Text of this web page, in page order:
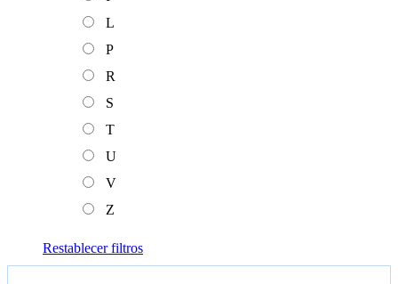
L
P
R
S
T
U
V
Z
Restablecer filtros